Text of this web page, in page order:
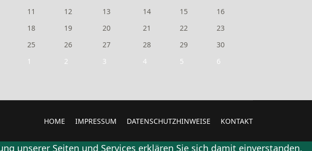
11 12 13 14 15
16
18 19 20 21 22
23
25 26 27 28 29
30
1 2 3 4 5 6
HOME IMPRESSUM DATENSCHUTZHINWEISE KONTAKT
unserer Seiten und Services erklären Sie sich damit einverstanden,